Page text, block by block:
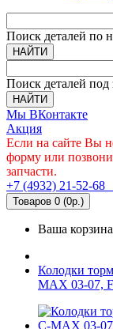
Поиск деталей по
НАЙТИ
Поиск деталей под
НАЙТИ
Мы ВКонтакте
Акция
Если на сайте Вы
форму или
запчасти.
+7 (4932) 21-52-68
Товаров 0 (0р.)
Ваша
Колодки
MAX 03-07,